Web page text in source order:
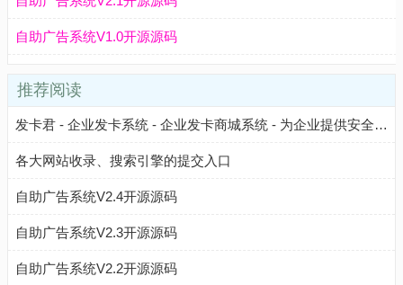
自助广告系统V1.0开源源码
推荐阅读
发卡君 - 企业发卡系统 - 企业发卡商城系统 - 为企业提供安全、高效、自动化的卡密管理与发卡解决方案，降低运营成本，提升业务效率。
各大网站收录、搜索引擎的提交入口
自助广告系统V2.4开源源码
自助广告系统V2.3开源源码
自助广告系统V2.2开源源码